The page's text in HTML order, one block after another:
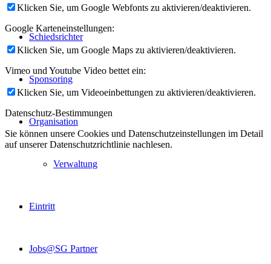
Schiedsrichter
Sponsoring
Organisation
Verwaltung
Eintritt
Jobs@SG Partner
Klicken Sie, um Google Webfonts zu aktivieren/deaktivieren.
Google Karteneinstellungen:
Klicken Sie, um Google Maps zu aktivieren/deaktivieren.
Vimeo und Youtube Video bettet ein:
Klicken Sie, um Videoeinbettungen zu aktivieren/deaktivieren.
Datenschutz-Bestimmungen
Sie können unsere Cookies und Datenschutzeinstellungen im Detail
auf unserer Datenschutzrichtlinie nachlesen.